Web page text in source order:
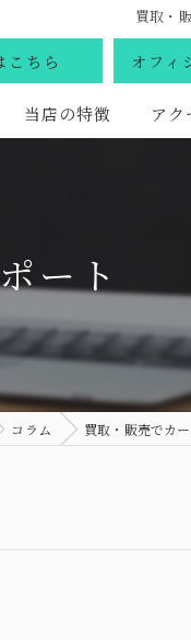
買取・
こちら オフィ
当店の特徴
車検
国産車
外車
アク
ート
コラム 買取・販売でカ